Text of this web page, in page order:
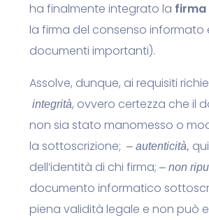
ha finalmente integrato la firma
la firma del consenso informato
documenti importanti).
Assolve, dunque, ai requisiti
integrità, ovvero certezza che il
non sia stato manomesso o
la sottoscrizione; – autenticità,
dell’identità di chi firma; – non
documento informatico
piena validità legale e non può